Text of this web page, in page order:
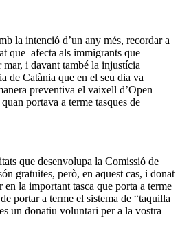
la intenció d’un any més, recordar a
que afecta als immigrants que
i davant també la injustícia
de Catània que en el seu dia va
preventiva el vaixell d’Open
portava a terme tasques de
que desenvolupa la Comissió de
gratuites, però, en aquest cas, i donat
la important tasca que porta a terme
portar a terme el sistema de “taquilla
un donatiu voluntari per a la vostra